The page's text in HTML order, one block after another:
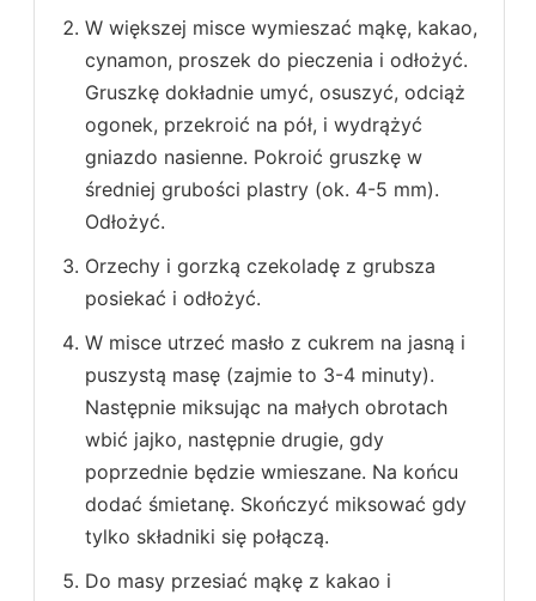
W większej misce wymieszać mąkę, kakao,
cynamon, proszek do pieczenia i odłożyć.
Gruszkę dokładnie umyć, osuszyć, odciąż
ogonek, przekroić na pół, i wydrążyć
gniazdo nasienne. Pokroić gruszkę w
średniej grubości plastry (ok. 4-5 mm).
Odłożyć.
Orzechy i gorzką czekoladę z grubsza
posiekać i odłożyć.
W misce utrzeć masło z cukrem na jasną i
puszystą masę (zajmie to 3-4 minuty).
Następnie miksując na małych obrotach
wbić jajko, następnie drugie, gdy
poprzednie będzie wmieszane. Na końcu
dodać śmietanę. Skończyć miksować gdy
tylko składniki się połączą.
Do masy przesiać mąkę z kakao i